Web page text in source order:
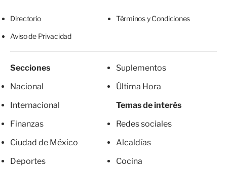
Directorio Términos y Condiciones
Aviso de Privacidad
Secciones
Nacional
Internacional
Finanzas
Ciudad de México
Deportes
Suplementos
Última Hora
Temas de interés
Redes sociales
Alcaldías
Cocina